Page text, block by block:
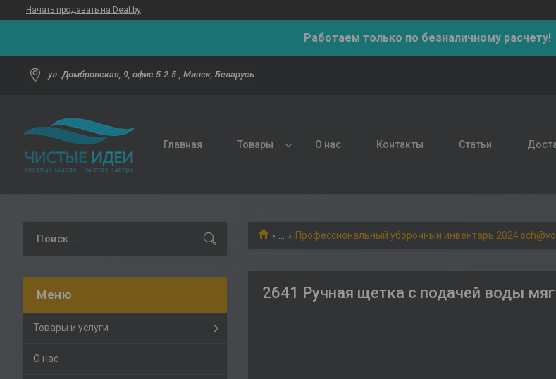
Начать продавать на Deal.by
Работаем только по безналичному расчету!
ул. Домбровская, 9, офис 5.2.5., Минск, Беларусь
Главная Товары О нас Контакты Статьи
Профессиональный уборочный инвентарь 2024
2641 Ручная щетка с подачей воды
Товары и услуги
О нас